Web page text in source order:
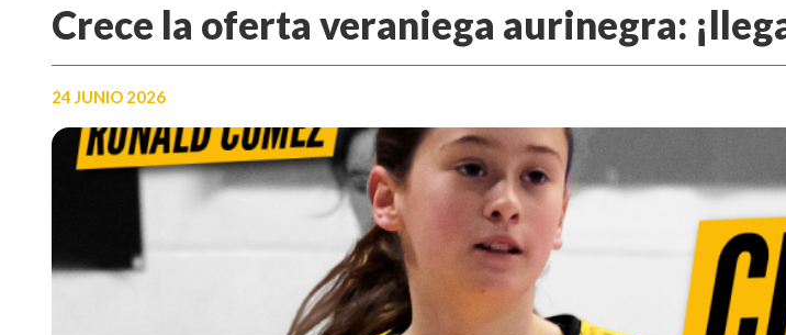
Crece la oferta veraniega aurinegra:
24 JUNIO 2026